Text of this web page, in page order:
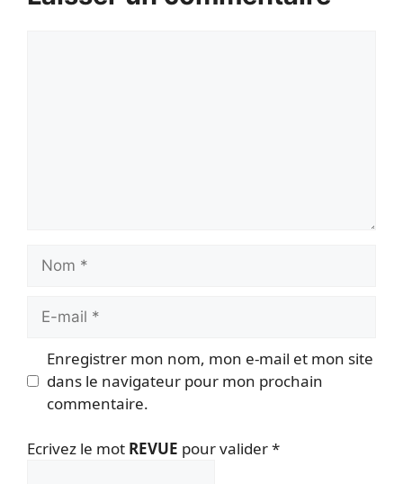
mail
Enregistrer mon nom, mon e-mail et mon site
dans le navigateur pour mon prochain
commentaire.
Ecrivez le mot REVUE pour valider*